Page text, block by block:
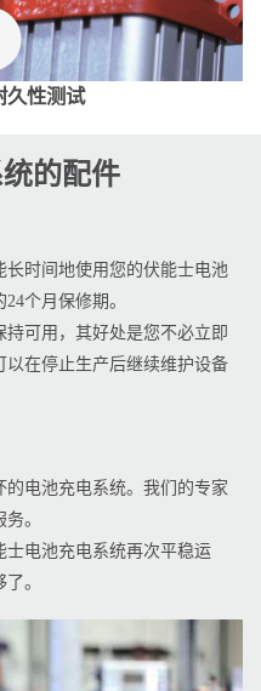
久性测试
的配件
时间地使用您的伏能士电池
个月保修期。
持可用，其好处是您不必立即
以在停止生产后继续维护设备
电池充电系统。我们的专家
。
士电池充电系统再次平稳运
。